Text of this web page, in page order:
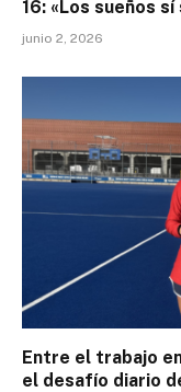
16: «Los sueños
junio 2, 2026
Entre el trabajo
el desafío diario